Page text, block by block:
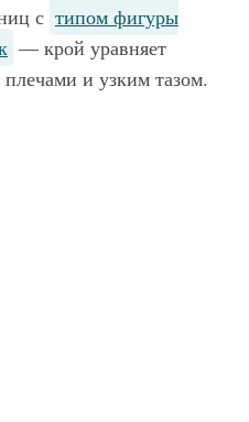
с типом фигуры
— крой уравняет
и узким тазом.